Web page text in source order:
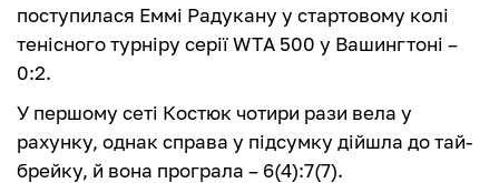
поступилася Еммі Радукану у стартовому колі
тенісного турніру серії WTA 500 у Вашингтоні –
0:2.
У першому сеті Костюк чотири рази вела у
рахунку, однак справа у підсумку дійшла до тай-
брейку, й вона програла – 6(4):7(7).